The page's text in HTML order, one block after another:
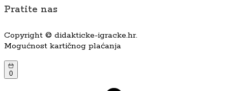
Pratite nas
Copyright © didakticke-igracke.hr.
Mogućnost kartičnog plaćanja
0